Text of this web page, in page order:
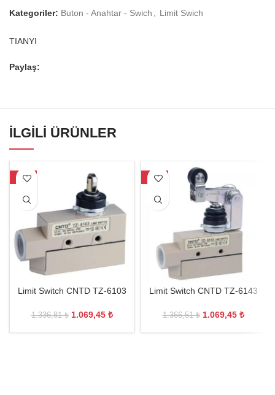
Kategoriler: Buton - Anahtar - Swich Limit Swich
TIANYI
Paylaş:
İLGILI ÜRÜNLER
-20%
Limit Switch CNTD TZ-6103
1.336,81₺ 1.069,45 ₺
-22%
Limit Switch CNTD TZ-6143
1.366,51₺ 1.069,45 ₺